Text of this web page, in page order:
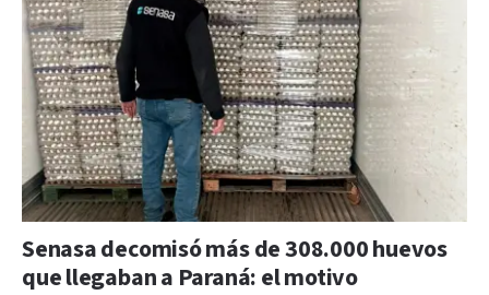
Senasa decomisó más de 308.000 huevos
que llegaban a Paraná: el motivo